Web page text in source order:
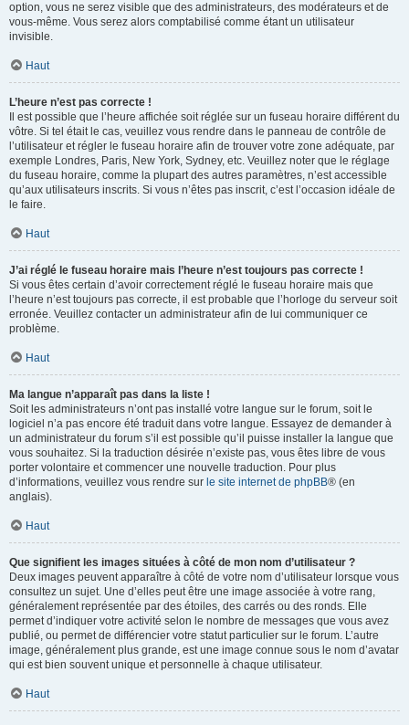
option, vous ne serez visible que des administrateurs, des modérateurs et de
vous-même. Vous serez alors comptabilisé comme étant un utilisateur
invisible.
Haut
L’heure n’est pas correcte !
Il est possible que l’heure affichée soit réglée sur un fuseau horaire différent du
vôtre. Si tel était le cas, veuillez vous rendre dans le panneau de contrôle de
l’utilisateur et régler le fuseau horaire afin de trouver votre zone adéquate, par
exemple Londres, Paris, New York, Sydney, etc. Veuillez noter que le réglage
du fuseau horaire, comme la plupart des autres paramètres, n’est accessible
qu’aux utilisateurs inscrits. Si vous n’êtes pas inscrit, c’est l’occasion idéale de
le faire.
Haut
J’ai réglé le fuseau horaire mais l’heure n’est toujours pas correcte !
Si vous êtes certain d’avoir correctement réglé le fuseau horaire mais que
l’heure n’est toujours pas correcte, il est probable que l’horloge du serveur soit
erronée. Veuillez contacter un administrateur afin de lui communiquer ce
problème.
Haut
Ma langue n’apparaît pas dans la liste !
Soit les administrateurs n’ont pas installé votre langue sur le forum, soit le
logiciel n’a pas encore été traduit dans votre langue. Essayez de demander à
un administrateur du forum s’il est possible qu’il puisse installer la langue que
vous souhaitez. Si la traduction désirée n’existe pas, vous êtes libre de vous
porter volontaire et commencer une nouvelle traduction. Pour plus
d’informations, veuillez vous rendre sur le site internet de phpBB® (en
anglais).
Haut
Que signifient les images situées à côté de mon nom d’utilisateur ?
Deux images peuvent apparaître à côté de votre nom d’utilisateur lorsque vous
consultez un sujet. Une d’elles peut être une image associée à votre rang,
généralement représentée par des étoiles, des carrés ou des ronds. Elle
permet d’indiquer votre activité selon le nombre de messages que vous avez
publié, ou permet de différencier votre statut particulier sur le forum. L’autre
image, généralement plus grande, est une image connue sous le nom d’avatar
qui est bien souvent unique et personnelle à chaque utilisateur.
Haut